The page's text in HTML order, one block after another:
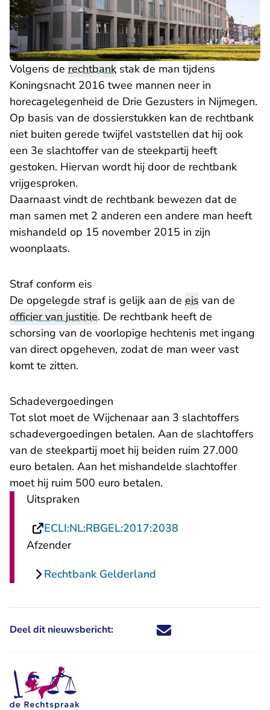
Volgens de rechtbank stak de man tijdens
Koningsnacht 2016 twee mannen neer in
horecagelegenheid de Drie Gezusters in Nijmegen.
Op basis van de dossierstukken kan de rechtbank
niet buiten gerede twijfel vaststellen dat hij ook
een 3e slachtoffer van de steekpartij heeft
gestoken. Hiervan wordt hij door de rechtbank
vrijgesproken.
Daarnaast vindt de rechtbank bewezen dat de
man samen met 2 anderen een andere man heeft
mishandeld op 15 november 2015 in zijn
woonplaats.
Straf conform eis
De opgelegde straf is gelijk aan de eis van de
officier van justitie. De rechtbank heeft de
schorsing van de voorlopige hechtenis met ingang
van direct opgeheven, zodat de man weer vast
komt te zitten.
Schadevergoedingen
Tot slot moet de Wijchenaar aan 3 slachtoffers
schadevergoedingen betalen. Aan de slachtoffers
van de steekpartij moet hij beiden ruim 27.000
euro betalen. Aan het mishandelde slachtoffer
moet hij ruim 500 euro betalen.
Uitspraken
ECLI:NL:RBGEL:2017:2038
Afzender
Rechtbank Gelderland
Deel dit nieuwsbericht: Deel dit nieuwsbericht via X -
Deel dit nieuwsbericht via
Deel dit nieuwsbericht
Deel dit